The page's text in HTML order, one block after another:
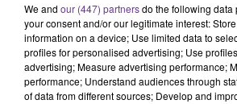
JOURNAL EN LANGUE FRANÇAISE
Le début du mois de Ramadan demain
solennelle hier depuis la Grande
écouterons son recteur Maître Chems
We and our (447) partnersdo the following data
your consent and/or our legitimate interest:
information on a device; Use limited data to
profiles for personalised advertising; Use
advertising; Measure advertising performance;
performance; Understand audiences through
of data from different sources; Develop and